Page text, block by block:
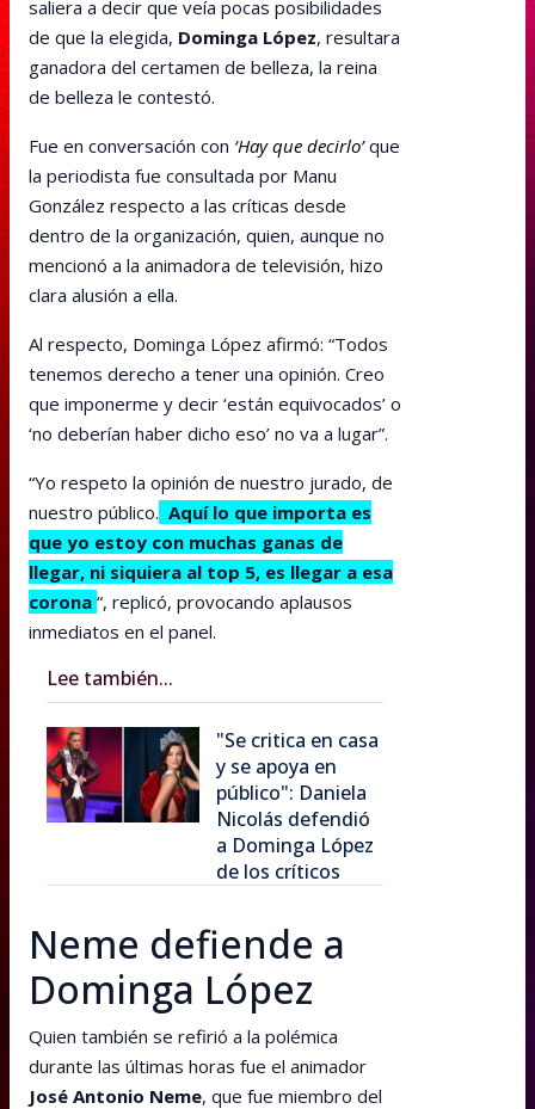
saliera a decir que veía pocas posibilidades
de que la elegida, Dominga López, resultara
ganadora del certamen de belleza, la reina
de belleza le contestó.
Fue en conversación con ‘Hay que decirlo’que
la periodista fue consultada por Manu
González respecto a las críticas desde
dentro de la organización, quien, aunque no
mencionó a la animadora de televisión, hizo
clara alusión a ella.
Al respecto, Dominga López afirmó: “Todos
tenemos derecho a tener una opinión. Creo
que imponerme y decir ‘están equivocados’ o
‘no deberían haber dicho eso’ no va a lugar”.
“Yo respeto la opinión de nuestro jurado, de
nuestro público. Aquí lo que importa es
que yo estoy con muchas ganas de
llegar, ni siquiera al top 5, es llegar a esa
corona “, replicó, provocando aplausos
inmediatos en el panel.
Lee también...
"Se critica en casa
y se apoya en
público": Daniela
Nicolás defendió
a Dominga López
de los críticos
Neme defiende a
Dominga López
Quien también se refirió a la polémica
durante las últimas horas fue el animador
José Antonio Neme, que fue miembro del